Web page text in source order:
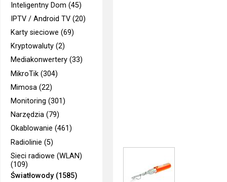
Inteligentny Dom (45)
IPTV / Android TV (20)
Karty sieciowe (69)
Kryptowaluty (2)
Mediakonwertery (33)
MikroTik (304)
Mimosa (22)
Monitoring (301)
Narzędzia (79)
Okablowanie (461)
Radiolinie (5)
Sieci radiowe (WLAN)
(109)
Światłowody (1585)